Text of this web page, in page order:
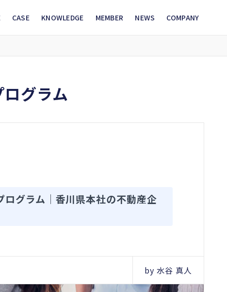
CASE KNOWLEDGE MEMBER NEWS COMPANY
グラム
ログラム｜香川県本社の不動産企
by 水谷 真人